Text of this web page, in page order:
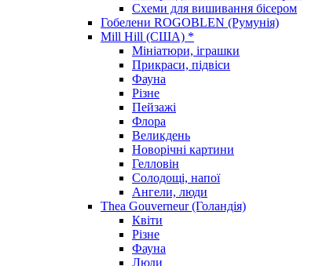
Схеми для вишивання бісером
Гобелени ROGOBLEN (Румунія)
Mill Hill (США) *
Мініатюри, іграшки
Прикраси, підвіси
Фауна
Різне
Пейзажі
Флора
Великдень
Новорічні картини
Гелловін
Солодощі, напої
Ангели, люди
Thea Gouverneur (Голандія)
Квіти
Різне
Фауна
Люди